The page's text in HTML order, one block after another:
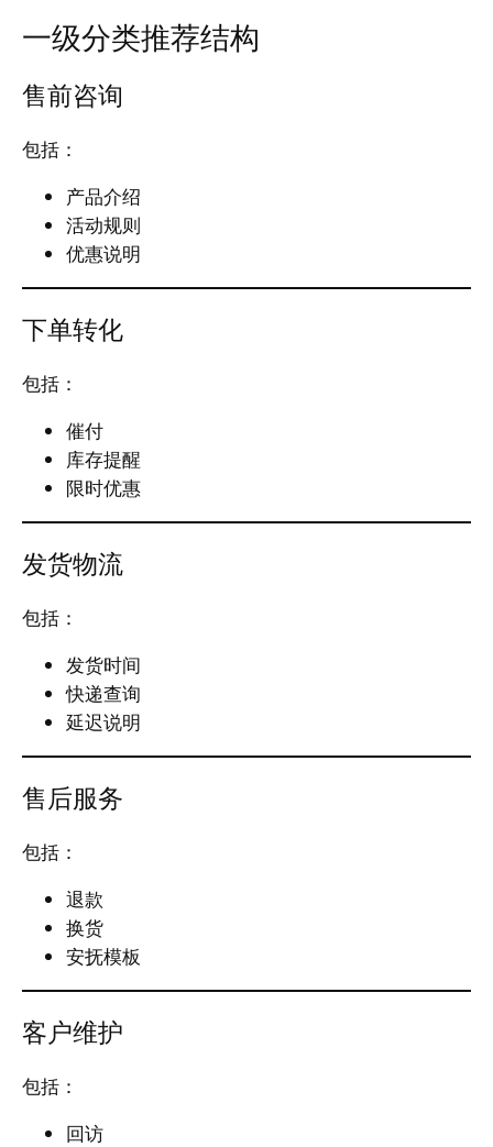
一级分类推荐结构
售前咨询
包括：
产品介绍
活动规则
优惠说明
下单转化
包括：
催付
库存提醒
限时优惠
发货物流
包括：
发货时间
快递查询
延迟说明
售后服务
包括：
退款
换货
安抚模板
客户维护
包括：
回访